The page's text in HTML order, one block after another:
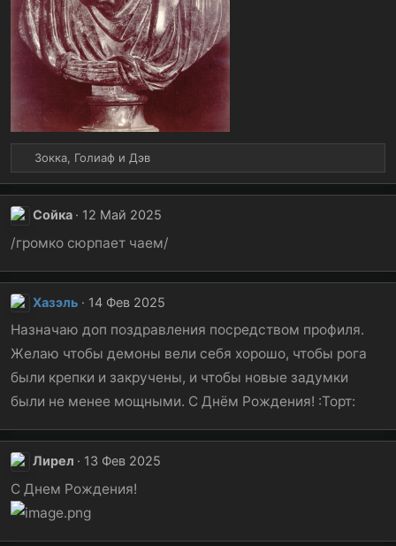
Р
е
к
ц
и
:
Зокка Голиаф и Дэв
Сойка 12 Май 2025
/громко сюрпает чаем/
Хазэль 14 Фев 2025
Назначаю доп поздравления посредством профиля.
Желаю чтобы демоны вели себя хорошо, чтобы рога
были крепки и закручены, и чтобы новые задумки
были не менее мощными. С Днём Рождения! :Торт:
Лирел 13 Фев 2025
С Днем Рождения!